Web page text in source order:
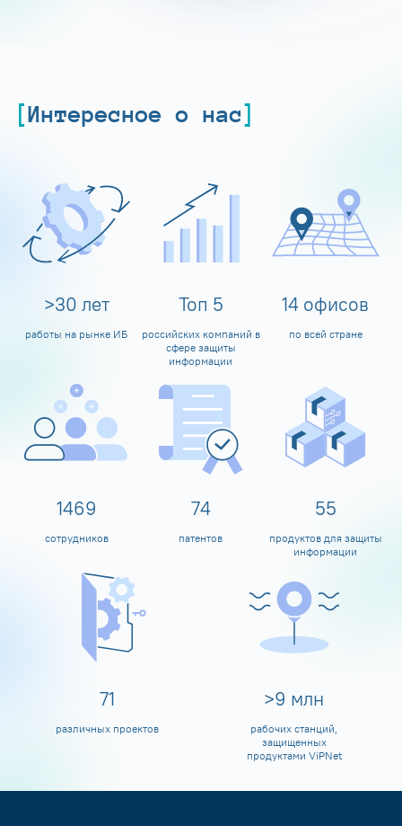
Интересное о нас
>30 лет
работы на рынке ИБ
Топ 5
российских компаний в
сфере защиты
информации
14 офисов
по всей стране
1598
сотрудников
80
патентов
60
продуктов для защиты
информации
80
различных проектов
>10 млн
рабочих станций,
защищенных
продуктами ViPNet